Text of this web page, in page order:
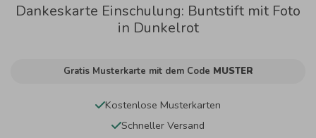
Dankeskarte Einschulung: Buntstift mit Foto
in Dunkelrot
Gratis Musterkarte mit dem Code MUSTER
Kostenlose Musterkarten
Schneller Versand